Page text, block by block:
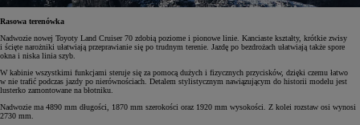
Rasowa terenówka
Nadwozie nowej Toyoty Land Cruiser 70 zdobią poziome i pionowe linie. Kanciaste kształty, krótkie zwisy
i ścięte narożniki ułatwiają przeprawianie się po trudnym terenie. Jazdę po bezdrożach ułatwiają także spore
okna i niska linia szyb.
W kabinie wszystkimi funkcjami steruje się za pomocą dużych i fizycznych przycisków, dzięki czemu łatwo
w nie trafić podczas jazdy po nierównościach. Detalem stylistycznym nawiązującym do historii modelu jest
lusterko zamontowane na błotniku.
Nadwozie ma 4890 mm długości, 1870 mm szerokości oraz 1920 mm wysokości. Z kolei rozstaw osi wynosi
2730 mm.